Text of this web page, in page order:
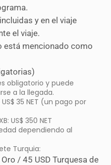
y en el viaje
el viaje.
está mencionado como
obligatorio y puede
a la llegada.
US$ 35 NET (un pago por
US$ 350 NET
dependiendo al
Turquia:
/ 45 USD Turquesa de